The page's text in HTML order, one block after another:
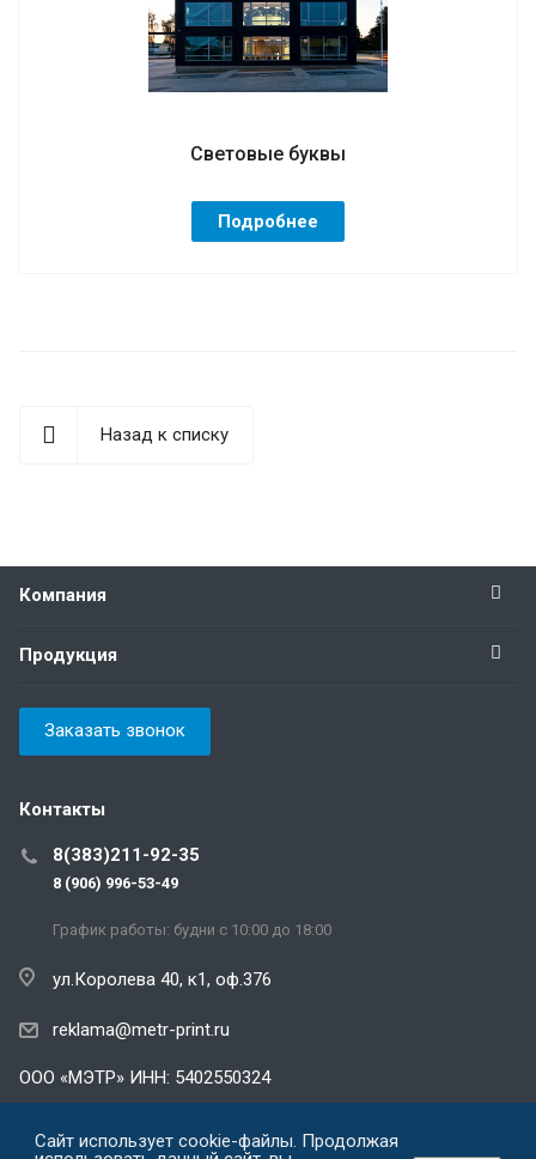
Световые буквы
Подробнее
Назад к списку
Компания
Продукция
Заказать звонок
Контакты
8(383)211-92-35
8 (906) 996-53-49
График работы: будни с 10:00 до 18:00
ул.Королева 40, к1, оф.376
reklama@metr-print.ru
ООО «МЭТР» ИНН: 5402550324
Сайт использует cookie-файлы. Продолжая